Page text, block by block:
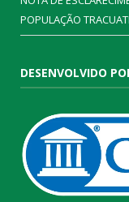
POPULAÇÃO
DESENVOLVIDO